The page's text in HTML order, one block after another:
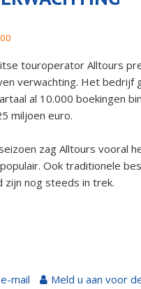
touroperator Alltours
verwachting. Het bedrijf
al 10.000 boekingen
miljoen euro.
zag Alltours vooral
Ook traditionele
zijn nog steeds in trek.
mail Meld u aan voor